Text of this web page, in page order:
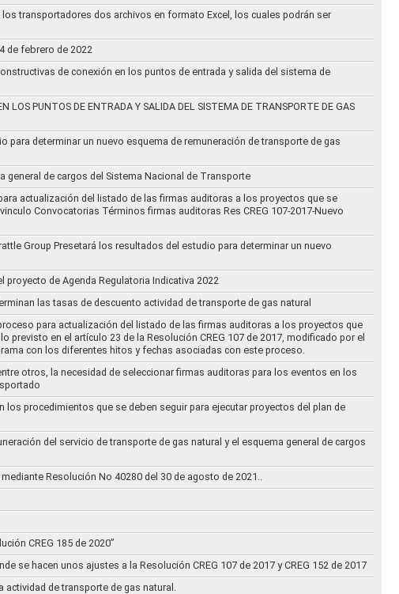
transportadores dos archivos en formato Excel, los cuales podrán ser
de febrero de 2022
de conexión en los puntos de entrada y salida del sistema de
LOS PUNTOS DE ENTRADA Y SALIDA DEL SISTEMA DE TRANSPORTE DE GAS
para determinar un nuevo esquema de remuneración de transporte de gas
general de cargos del Sistema Nacional de Transporte
actualización del listado de las firmas auditoras a los proyectos que se
Convocatorias Términos firmas auditoras Res CREG 107-2017-Nuevo
Group Presetará los resultados del estudio para determinar un nuevo
proyecto de Agenda Regulatoria Indicativa 2022
las tasas de descuento actividad de transporte de gas natural
para actualización del listado de las firmas auditoras a los proyectos que
en el artículo 23 de la Resolución CREG 107 de 2017, modificado por el
con los diferentes hitos y fechas asociadas con este proceso.
otros, la necesidad de seleccionar firmas auditoras para los eventos en los
los procedimientos que se deben seguir para ejecutar proyectos del plan de
del servicio de transporte de gas natural y el esquema general de cargos
Resolución No 40280 del 30 de agosto de 2021..
CREG 185 de 2020”
se hacen unos ajustes a la Resolución CREG 107 de 2017 y CREG 152 de 2017
de transporte de gas natural.